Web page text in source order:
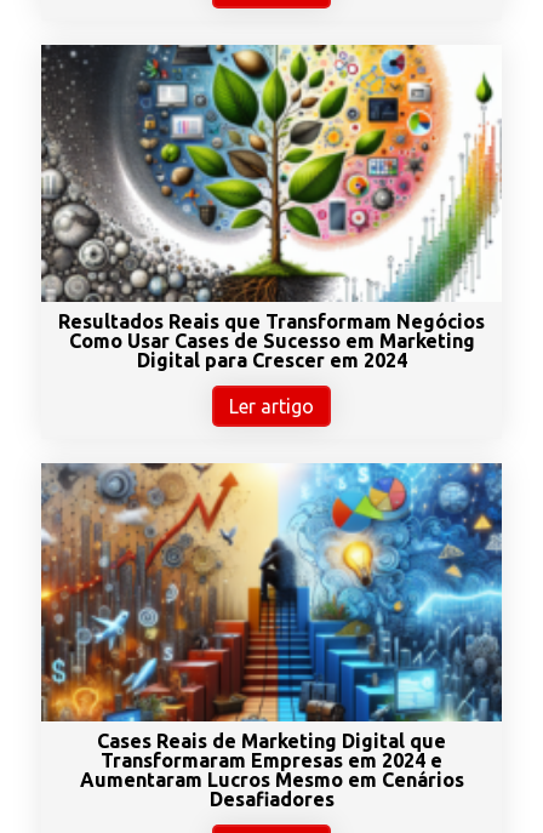
Resultados Reais que Transformam Negócios
Como Usar Cases de Sucesso em Marketing
Digital para Crescer em 2024
Ler artigo
Cases Reais de Marketing Digital que
Transformaram Empresas em 2024 e
Aumentaram Lucros Mesmo em Cenários
Desafiadores